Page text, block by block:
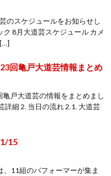
のスケジュールをお知らせし
ク 8月大道芸スケジュール カメ
回亀戸大道芸情報まとめ
戸大道芸の情報をまとめまし
詳細 2. 当日の流れ 2.1. 大道芸
15
11組のパフォーマーが集ま